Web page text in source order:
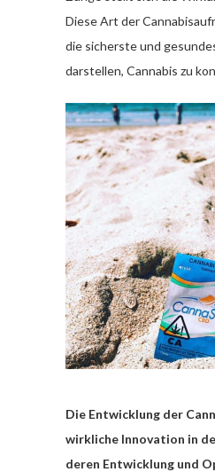
Diese Art der
die sicherste und
darstellen, Cannabis zu
Die Entwicklung der
wirkliche Innovation in
deren Entwicklung und